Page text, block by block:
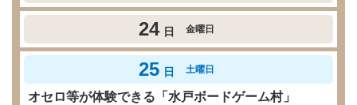
24 日 金曜日
25 日 土曜日
オセロ等が体験できる「水戸ボードゲーム村」